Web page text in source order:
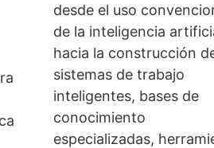
desde el uso
de la inteligencia
hacia la construcción
sistemas de trabajo
inteligentes, bases de
conocimiento
especializadas,